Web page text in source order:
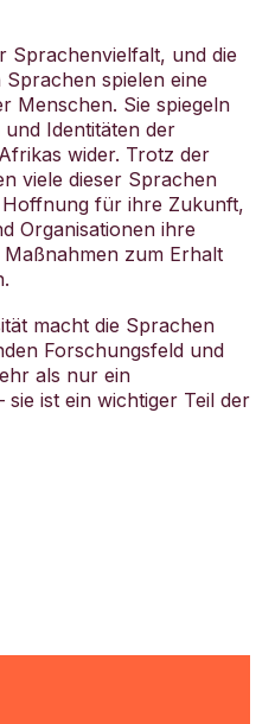
Sprachenvielfalt, und die
spielen eine
Menschen. Sie spiegeln
Identitäten der
wider. Trotz der
viele dieser Sprachen
für ihre Zukunft,
Organisationen ihre
zum Erhalt
macht die Sprachen
Forschungsfeld und
als nur ein
sie ist ein wichtiger Teil der